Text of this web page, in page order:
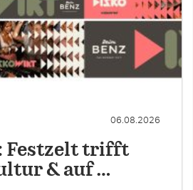
06.08.2026
Festzelt trifft
& auf …